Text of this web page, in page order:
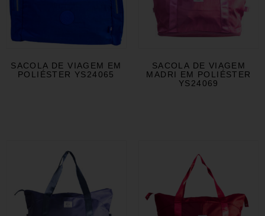
SACOLA DE VIAGEM EM
POLIÉSTER YS24065
SACOLA DE VIAGEM
MADRI EM POLIÉSTER
YS24069